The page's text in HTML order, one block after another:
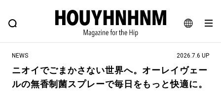
JA
EN
FEATURE BLOG SNAP
ヒップなファッション、カルチャー、ライフスタイルWEBマガジン
NEWS 2026.7.6 UP
ニオイでごまかさない世界へ。オーレイヴェー
ルの無香制菌スプレーで毎日をもっと快適に。